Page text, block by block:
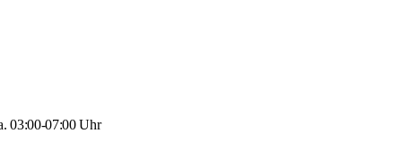
03:00-07:00 Uhr